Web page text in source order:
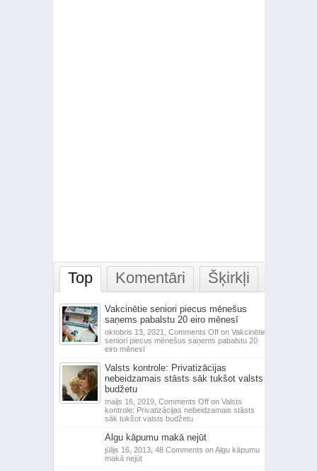
Top Komentāri Šķirkļi
Vakcinētie seniori piecus mēnešus
saņems pabalstu 20 eiro mēnesī
oktobris 13, 2021, Comments Offon Vakcinētie
seniori piecus mēnešus saņems pabalstu 20
eiro mēnesī
Valsts kontrole: Privatizācijas
nebeidzamais stāsts sāk tukšot valsts
budžetu
maijs 16, 2019, Comments Offon Valsts
kontrole: Privatizācijas nebeidzamais stāsts
sāk tukšot valsts budžetu
Algu kāpumu makā nejūt
jūlijs 16, 2013, 48 Comments on Algu kāpumu
makā nejūt